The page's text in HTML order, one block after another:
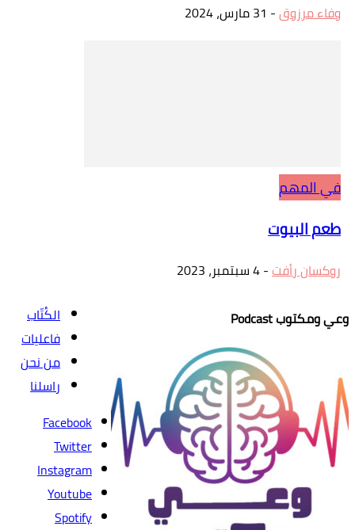
وفاء مرزوق- 31 مارس، 2024
في المهم
طعم البيوت
روكسان رأفت-4 سبتمبر، 2023
وعي ومكتوب Podcast
الكُتّاب
فاعليات
من نحن
راسلنا
Facebook
Twitter
Instagram
Youtube
Spotify